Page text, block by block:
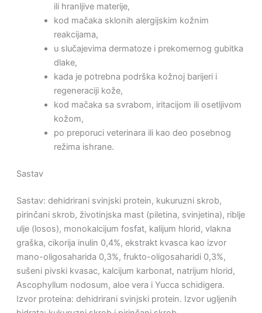
ili hranljive materije,
kod mačaka sklonih alergijskim kožnim
reakcijama,
u slučajevima dermatoze i prekomernog gubitka
dlake,
kada je potrebna podrška kožnoj barijeri i
regeneraciji kože,
kod mačaka sa svrabom, iritacijom ili osetljivom
kožom,
po preporuci veterinara ili kao deo posebnog
režima ishrane.
Sastav
Sastav: dehidrirani svinjski protein, kukuruzni skrob,
pirinčani skrob, životinjska mast (piletina, svinjetina), riblje
ulje (losos), monokalcijum fosfat, kalijum hlorid, vlakna
graška, cikorija inulin 0,4%, ekstrakt kvasca kao izvor
mano-oligosaharida 0,3%, frukto-oligosaharidi 0,3%,
sušeni pivski kvasac, kalcijum karbonat, natrijum hlorid,
Ascophyllum nodosum, aloe vera i Yucca schidigera.
Izvor proteina: dehidrirani svinjski protein. Izvor ugljenih